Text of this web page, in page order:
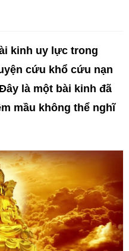
kinh uy lực trong
cứu khổ cứu nạn
là một bài kinh đã
mầu không thể nghĩ